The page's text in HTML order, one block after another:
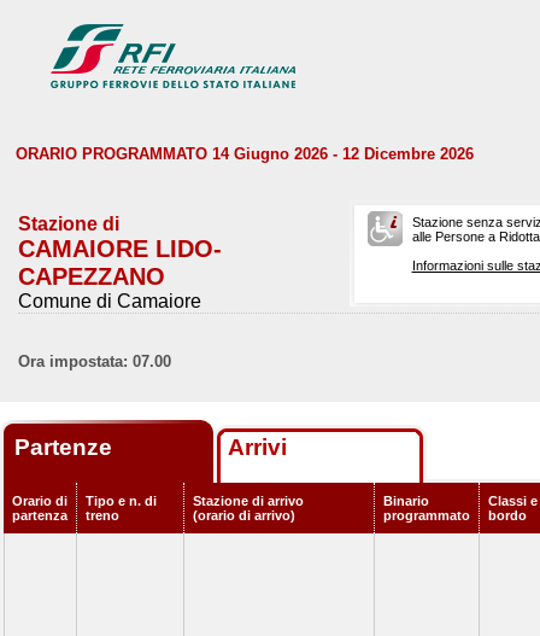
ORARIO PROGRAMMATO 14 Giugno 2026 - 12 Dicembre 2026
Stazione di
CAMAIORE LIDO-
CAPEZZANO
Comune di Camaiore
Stazione senza
alle Persone a
Informazioni sulle
Ora impostata: 07.00
Partenze Arrivi
Orario di
partenza
Tipo e n. di
treno
Stazione di arrivo
(orario di arrivo)
Binario
programmato
Classi
bordo